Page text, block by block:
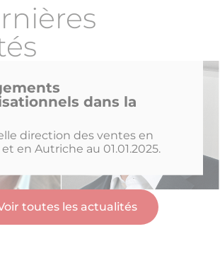
dans la
direction des ventes en
et en Autriche au 01.01.2025.
toutes les actualités